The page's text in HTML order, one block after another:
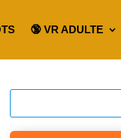
🔞 VR ADULTE